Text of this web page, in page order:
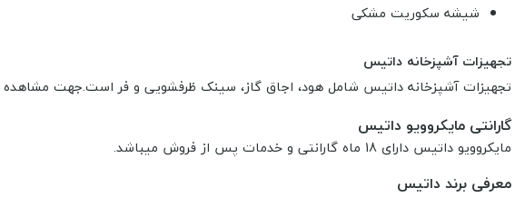
شیشه سکوریت مشکی
تجهیزات آشپزخانه داتیس
تجهیزات آشپزخانه داتیس شامل هود، اجاق گاز، سینک ظرفشویی و فر است.جهت مشاهده
گارانتی مایکروویو داتیس
مایکروویو داتیس دارای 18 ماه گارانتی و خدمات پس از فروش میباشد.
معرفی برند داتیس